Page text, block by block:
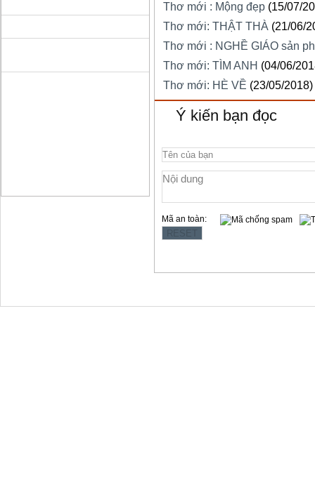
Thơ mới : Mộng đẹp (15/07/
Thơ mới: THẬT THÀ (21/06/
Thơ mới : NGHỀ GIÁO sản
Thơ mới: TÌM ANH (04/06/
Thơ mới: HÈ VỀ (23/05/2018)
Ý kiến bạn đọc
Mã an toàn: